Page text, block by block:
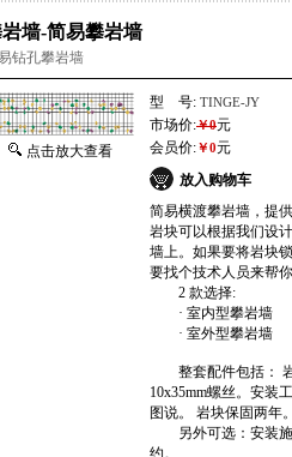
墙-简易攀岩墙
钻孔攀岩墙
点击放大查看
型 号: TINGE-JY
市场价:￥0元
会员价:￥0元
放入购物车
简易横渡攀岩墙，提
岩块可以根据我们设
墙上。如果要将岩块
要找个技术人员来帮
2 款选择:
· 室内型攀岩墙
· 室外型攀岩墙
整套配件包括： 岩
10x35mm螺丝。安装
图说。 岩块保固两年
另外可选：安装施
约。